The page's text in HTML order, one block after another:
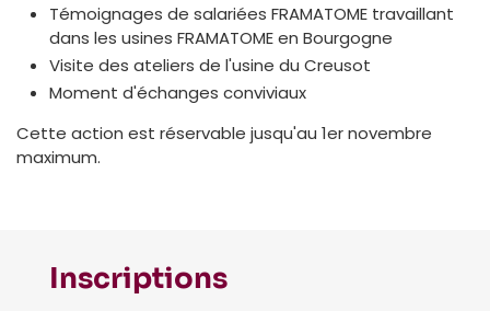
Témoignages de salariées FRAMATOME travaillant
dans les usines FRAMATOME en Bourgogne
Visite des ateliers de l'usine du Creusot
Moment d'échanges conviviaux
Cette action est réservable jusqu'au 1er novembre
maximum.
Inscriptions